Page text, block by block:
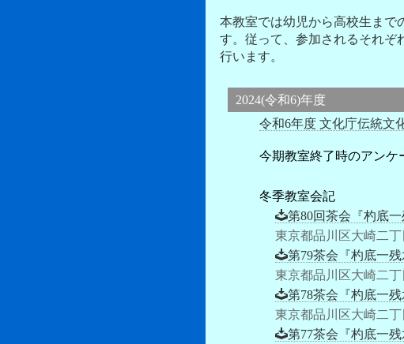
本教室では幼児から高校生まで
す。従って、参加されるそれぞ
行います。
2024(令和6)年度
令和6年度 文化庁伝統文
今期教室終了時のアンケ
冬季教室会記
第80回茶会『杓底
東京都品川区大崎二
第79茶会『杓底一残
東京都品川区大崎二
第78茶会『杓底一
東京都品川区大崎二
第77茶会『杓底一